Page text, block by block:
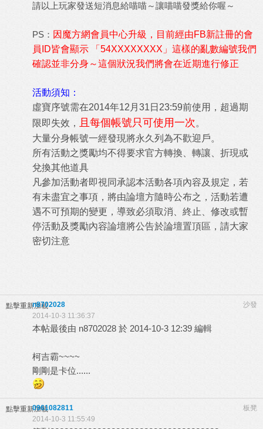
請以上玩家發送短消息給喵喵～讓喵喵發獎給你喔～
PS： 因魔方網會員中心升級，目前經由FB新註冊的會
員ID皆會顯示 「54XXXXXXXX」這樣的亂數編號我們
確認並非分身～這個狀況我們將會在近期進行修正
活動須知：
虛寶序號需在2014年12月31日23:59前使用，超過期
限即失效，
且每個帳號只可使用一次。
大量分身帳號一經發現將永久列為不歡迎戶。
所有活動之獎勵均不得要求官方轉換、轉讓、折現或
兌換其他道具
凡參加活動者即視同承認本活動各項內容及規定，若
有未盡宜之事項，將由論壇方隨時公布之，活動若遭
遇不可預期的變更，導致必須取消、終止、修改或暫
停活動及獎勵內容論壇將公告於論壇置頂區，請大家
密切注意
點擊重新加載 沙發
n8702028
2014-10-3 11:36:37
本帖最後由 n8702028 於 2014-10-3 12:39 編輯
柯吉霸~~~~
剛剛是卡位......
點擊重新加載 板凳
0961082811
2014-10-3 11:55:49